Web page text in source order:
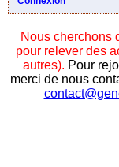
Nous cherchons
pour relever des
autres). Pour
merci de nous